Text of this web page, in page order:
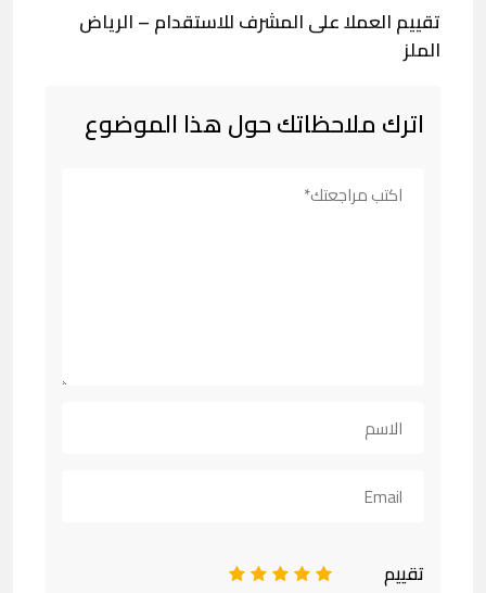
تقييم العملا على المشرف للاستقدام – الرياض
الملز
اترك ملاحظاتك حول هذا الموضوع
تقييم 5
4
3
2